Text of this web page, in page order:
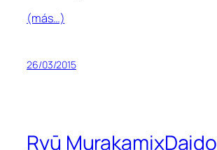
(más…)
26/03/2015
Ryū MurakamixDaido